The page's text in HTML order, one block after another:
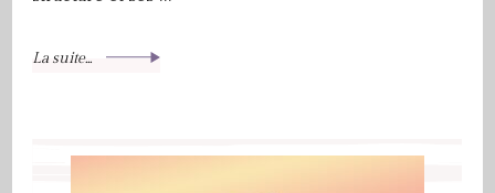
La suite...